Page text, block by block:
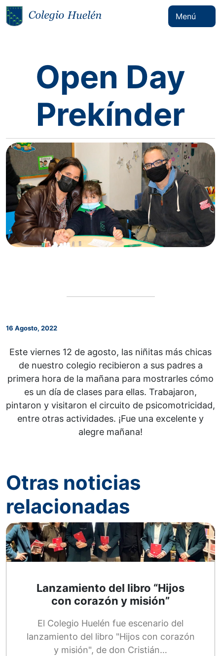
Menú
Open Day
Prekínder
16 Agosto, 2022
Este viernes 12 de agosto, las niñitas más chicas
de nuestro colegio recibieron a sus padres a
primera hora de la mañana para mostrarles cómo
es un día de clases para ellas. Trabajaron,
pintaron y visitaron el circuito de psicomotricidad,
entre otras actividades. ¡Fue una excelente y
alegre mañana!
Otras noticias
relacionadas
Lanzamiento del libro “Hijos
con corazón y misión”
El Colegio Huelén fue escenario del
lanzamiento del libro "Hijos con corazón
y misión", de don Cristián…